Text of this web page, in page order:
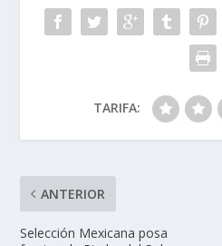
TARIFA:
ANTERIOR
Selección Mexicana posa